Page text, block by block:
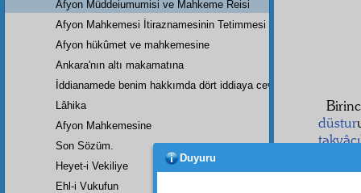
düstur
cihet
Afyon Müddeiumumisi ve Mahkeme Reisi
Afyon Mahkemesi İtiraznamesinin Tetimmesi
Afyon hükûmet ve mahkemesine
Ankara'nın altı makamatına
İddianamede benim hakkımda dört iddiaya cevap
Lâhika
Afyon Mahkemesine
Son Sözüm.
Heyet-i Vekiliye
Ehl-i Vukufun
Duyuru